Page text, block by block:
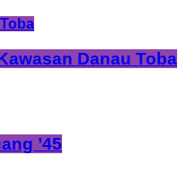
Danau Toba
’45